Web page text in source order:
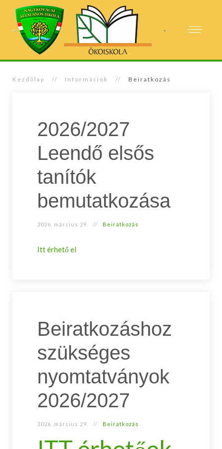
Kezdőlap Információk Beiratkozás
2026/2027
Leendő elsős
tanítók
bemutatkozása
2026. március 29. Beiratkozás
Itt érhető el
Beiratkozáshoz
szükséges
nyomtatványok
2026/2027
2026. március 29. Beiratkozás